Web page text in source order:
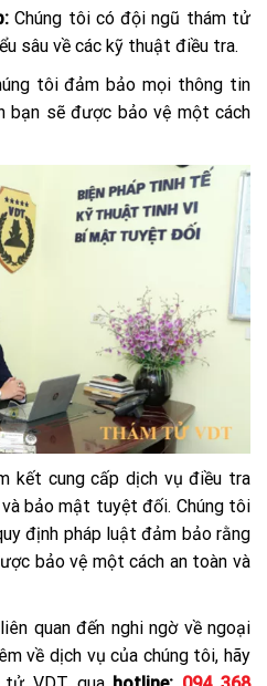
Chúng tôi có đội ngũ thám tử
sâu về các kỹ thuật điều tra.
tôi đảm bảo mọi thông tin
bạn sẽ được bảo vệ một cách
kết cung cấp dịch vụ điều tra
bảo mật tuyệt đối. Chúng tôi
định pháp luật đảm bảo rằng
bảo vệ một cách an toàn và
quan đến nghi ngờ về ngoại
về dịch vụ của chúng tôi, hãy